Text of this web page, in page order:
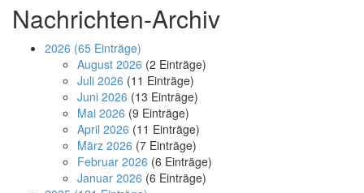
Nachrichten-Archiv
2026 (65 Einträge)
August 2026 (2 Einträge)
Juli 2026 (11 Einträge)
Juni 2026 (13 Einträge)
Mai 2026 (9 Einträge)
April 2026 (11 Einträge)
März 2026 (7 Einträge)
Februar 2026 (6 Einträge)
Januar 2026 (6 Einträge)